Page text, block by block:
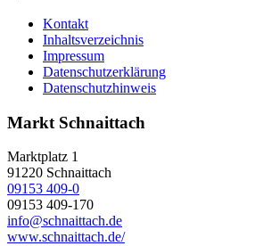
Kontakt
Inhaltsverzeichnis
Impressum
Datenschutzerklärung
Datenschutzhinweis
Markt Schnaittach
Marktplatz 1
91220 Schnaittach
09153 409-0
09153 409-170
info@schnaittach.de
www.schnaittach.de/